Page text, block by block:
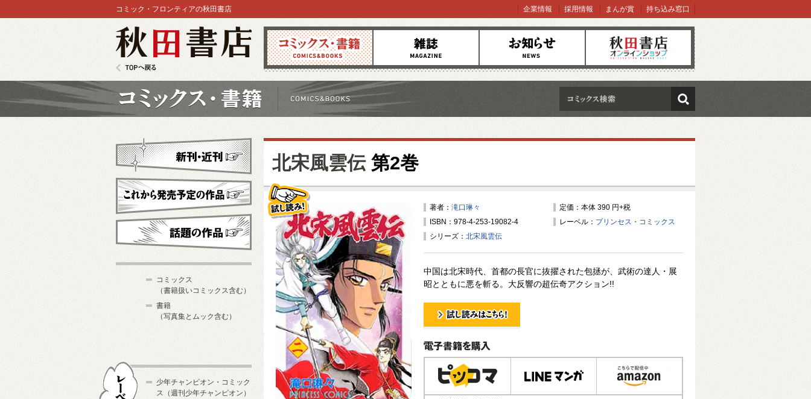
コミックス 雑誌 お知らせ オンラインショップ
コミック・フロンティアの秋田書店 企業情報 採用情報 まんが賞 持ち込み窓口
検索
北宋風雲伝第2巻
著者： 滝口琳々
定価：本体 390 円+税
ISBN：978-4-253-19082-4
レーベル： プリンセス・コミックス
シリーズ： 北宋風雲伝
中国は北宋時代、首都の長官に抜擢された包拯が、武術の達人・展
昭とともに悪を斬る。大反響の超伝奇アクション!!
試し読み！
電子書籍で購入
新刊・近刊
これから発売予定
コミックス
（書籍扱いコミックス含む）
書籍
（写真集とムック含む）
少年チャンピオン・コミック
ス（週刊少年チャンピオン）